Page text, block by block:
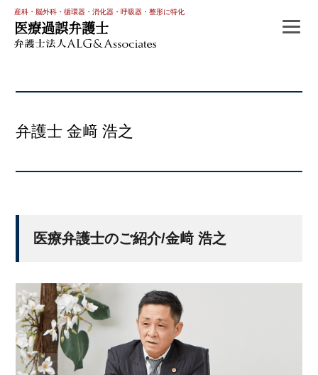
産科・脳外科・循環器・消化器・呼吸器・整形に特化
医療過誤弁護士
弁護士 金﨑 浩之
医療弁護士のご紹介/金﨑 浩之